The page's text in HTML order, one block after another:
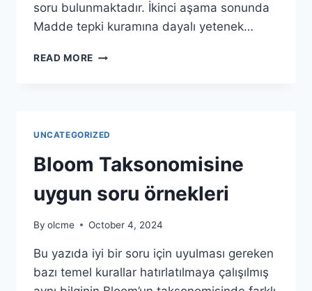
soru bulunmaktadır. İkinci aşama sonunda
Madde tepki kuramına dayalı yetenek…
READ MORE MULTISTAGE
UNCATEGORIZED
Bloom Taksonomisine
uygun soru örnekleri
By olcme October 4, 2024
Bu yazıda iyi bir soru için uyulması gereken
bazı temel kurallar hatırlatılmaya çalışılmış